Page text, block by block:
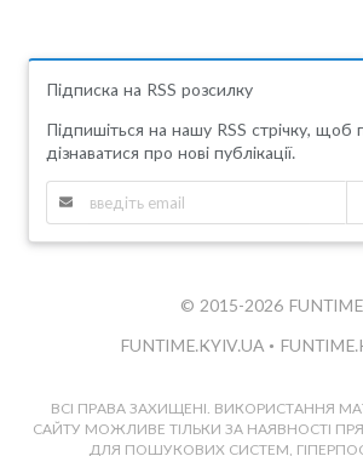
Підписка на RSS розсилку
Підпишіться на нашу RSS стрічку,
дізнаватися про нові публікації.
© 2015-2026 FUNTIME
FUNTIME.KYIV.UA •
ВСІ ПРАВА ЗАХИЩЕНІ. ВИКОРИСТАННЯ
САЙТУ МОЖЛИВЕ ТІЛЬКИ ЗА НАЯВНОСТІ
ДЛЯ ПОШУКОВИХ СИСТЕМ,